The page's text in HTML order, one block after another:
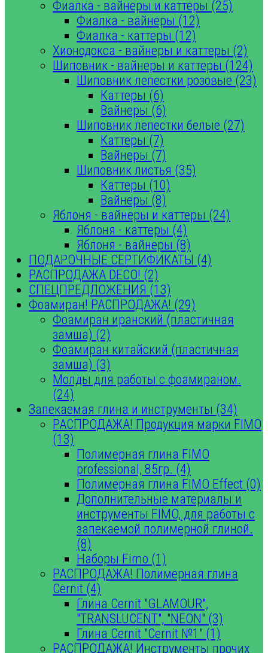
Фиалка - вайнеры и каттеры (25)
Фиалка - вайнеры (12)
Фиалка - каттеры (12)
Хионодокса - вайнеры и каттеры (2)
Шиповник - вайнеры и каттеры (124)
Шиповник лепестки розовые (23)
Каттеры (6)
Вайнеры (6)
Шиповник лепестки белые (27)
Каттеры (7)
Вайнеры (7)
Шиповник листья (35)
Каттеры (10)
Вайнеры (8)
Яблоня - вайнеры и каттеры (24)
Яблоня - каттеры (4)
Яблоня - вайнеры (8)
ПОДАРОЧНЫЕ СЕРТИФИКАТЫ (4)
РАСПРОДАЖА DECO! (2)
СПЕЦПРЕДЛОЖЕНИЯ (13)
Фоамиран! РАСПРОДАЖА! (29)
Фоамиран иранский (пластичная
замша) (2)
Фоамиран китайский (пластичная
замша) (3)
Молды для работы с фоамираном.
(24)
Запекаемая глина и инструменты (34)
РАСПРОДАЖА! Продукция марки FIMO
(13)
Полимерная глина FIMO
professional, 85гр. (4)
Полимерная глина FIMO Effect (0)
Дополнительные материалы и
инструменты FIMO, для работы с
запекаемой полимерной глиной.
(8)
Наборы Fimo (1)
РАСПРОДАЖА! Полимерная глина
Cernit (4)
Глина Cernit "GLAMOUR",
"TRANSLUCENT", "NEON" (3)
Глина Cernit "Cernit №1" (1)
РАСПРОДАЖА! Инструменты прочих